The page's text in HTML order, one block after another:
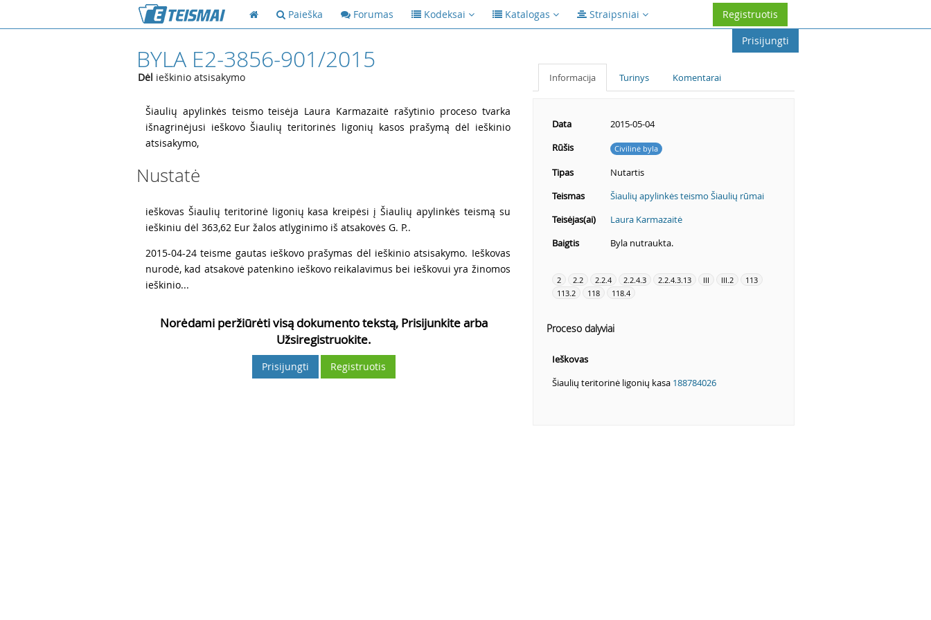
Paieška Forumas Kodeksai Katalogas Straipsniai
Registruotis
Prisijungti
BYLA E2-3856-901/2015
Dėl ieškinio atsisakymo
Šiaulių apylinkės teismo teisėja Laura Karmazaitė rašytinio proceso tvarka
išnagrinėjusi ieškovo Šiaulių teritorinės ligonių kasos prašymą dėl ieškinio
atsisakymo,
Nustatė
ieškovas Šiaulių teritorinė ligonių kasa kreipėsi į Šiaulių apylinkės teismą su
ieškiniu dėl 363,62 Eur žalos atlyginimo iš atsakovės G. P..
2015-04-24 teisme gautas ieškovo prašymas dėl ieškinio atsisakymo. Ieškovas
nurodė, kad atsakovė patenkino ieškovo reikalavimus bei ieškovui yra žinomos
ieškinio...
Norėdami peržiūrėti visą dokumento tekstą, Prisijunkite arba
Užsiregistruokite.
Prisijungti Registruotis
Informacija Turinys Komentarai
Data
2015-05-04
Rūšis
Civilinė byla
Tipas
Nutartis
Teismas
Šiaulių apylinkės teismo Šiaulių rūmai
Teisėjas(ai)
Laura Karmazaitė
Baigtis
Byla nutraukta.
2 2.2 2.2.4 2.2.4.3 2.2.4.3.13 III III.2
113
113.2
118 118.4
Proceso dalyviai
Ieškovas
Šiaulių teritorinė ligonių kasa 188784026